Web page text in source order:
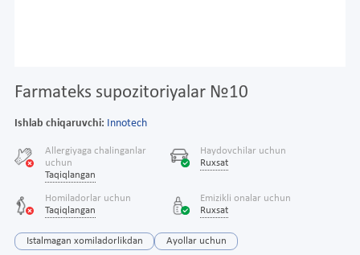
Farmateks supozitoriyalar №10
Ishlab chiqaruvchi: Innotech
Allergiyaga chalinganlar
uchun
Taqiqlangan
Haydovchilar uchun
Ruxsat
Homiladorlar uchun
Taqiqlangan
Emizikli onalar uchun
Ruxsat
Istalmagan xomiladorlikdan Ayollar uchun